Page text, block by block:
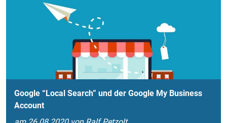
Google “Local Search” und der Google My Business
Account